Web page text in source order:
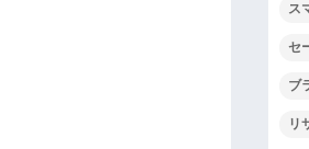
ス
セ
ブ
リ